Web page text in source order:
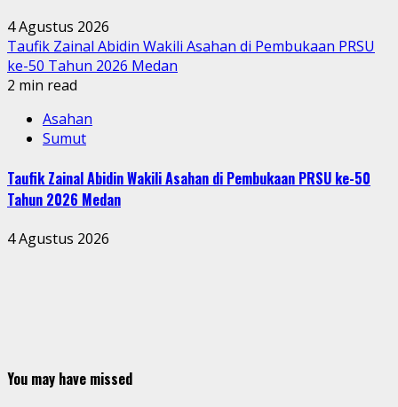
4 Agustus 2026
Taufik Zainal Abidin Wakili Asahan di Pembukaan PRSU
ke-50 Tahun 2026 Medan
2 min read
Asahan
Sumut
Taufik Zainal Abidin Wakili Asahan di Pembukaan PRSU ke-50
Tahun 2026 Medan
4 Agustus 2026
You may have missed